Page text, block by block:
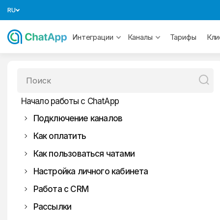
RU
Интеграции Каналы Тарифы
Начало работы с ChatApp
Как оплатить
Как пользоваться чатами
Настройка личного кабинета
Подключение каналов
СМС
MAX
WhatsApp
WhatsApp
Официальный WhatsApp
Telegram
Авито
Работа с CRM
Битрикс24
Рассылки